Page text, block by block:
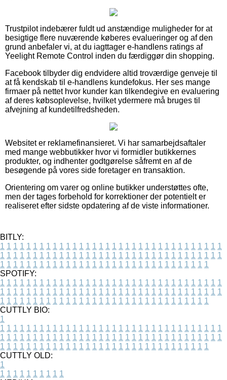
Trustpilot indebærer fuldt ud anstændige muligheder for at
besigtige flere nuværende køberes evalueringer og af den
grund anbefaler vi, at du iagttager e-handlens ratings af
Yeelight Remote Control inden du færdiggør din shopping.
Facebook tilbyder dig endvidere altid troværdige genveje til
at få kendskab til e-handlens kundefokus. Her ses mange
firmaer på nettet hvor kunder kan tilkendegive en evaluering
af deres købsoplevelse, hvilket ydermere må bruges til
afvejning af kundetilfredsheden.
Websitet er reklamefinansieret. Vi har samarbejdsaftaler
med mange webbutikker hvor vi formidler butikkernes
produkter, og indhenter godtgørelse såfremt en af de
besøgende på vores side foretager en transaktion.
Orientering om varer og online butikker understøttes ofte,
men der tages forbehold for korrektioner der potentielt er
realiseret efter sidste opdatering af de viste informationer.
BITLY:
1 1 1 1 1 1 1 1 1 1 1 1 1 1 1 1 1 1 1 1 1 1 1 1 1 1 1 1 1 1 1 1 1 1
1 1 1 1 1 1 1 1 1 1 1 1 1 1 1 1 1 1 1 1 1 1 1 1 1 1 1 1 1 1 1 1 1 1
1 1 1 1 1 1 1 1 1 1 1 1 1 1 1 1 1 1 1 1 1 1 1 1 1 1 1 1 1 1 1 1
SPOTIFY:
1 1 1 1 1 1 1 1 1 1 1 1 1 1 1 1 1 1 1 1 1 1 1 1 1 1 1 1 1 1 1 1 1 1
1 1 1 1 1 1 1 1 1 1 1 1 1 1 1 1 1 1 1 1 1 1 1 1 1 1 1 1 1 1 1 1 1 1
1 1 1 1 1 1 1 1 1 1 1 1 1 1 1 1 1 1 1 1 1 1 1 1 1 1 1 1 1 1 1 1
CUTTLY BIO:
1
1 1 1 1 1 1 1 1 1 1 1 1 1 1 1 1 1 1 1 1 1 1 1 1 1 1 1 1 1 1 1 1 1 1
1 1 1 1 1 1 1 1 1 1 1 1 1 1 1 1 1 1 1 1 1 1 1 1 1 1 1 1 1 1 1 1 1 1
1 1 1 1 1 1 1 1 1 1 1 1 1 1 1 1 1 1 1 1 1 1 1 1 1 1 1 1 1 1 1 1
CUTTLY OLD:
1
1 1 1 1 1 1 1 1 1 1